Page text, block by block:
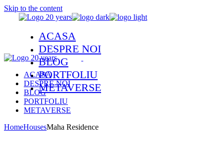
Skip to the content
ACASA
DESPRE NOI
BLOG
PORTFOLIU
METAVERSE
ACASA
DESPRE NOI
BLOG
PORTFOLIU
METAVERSE
HomeHousesMaha Residence